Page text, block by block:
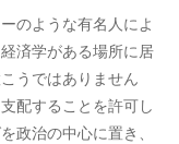
のような有名人によ
済学がある場所に居
うではありません
配することを許可し
政治の中心に置き、